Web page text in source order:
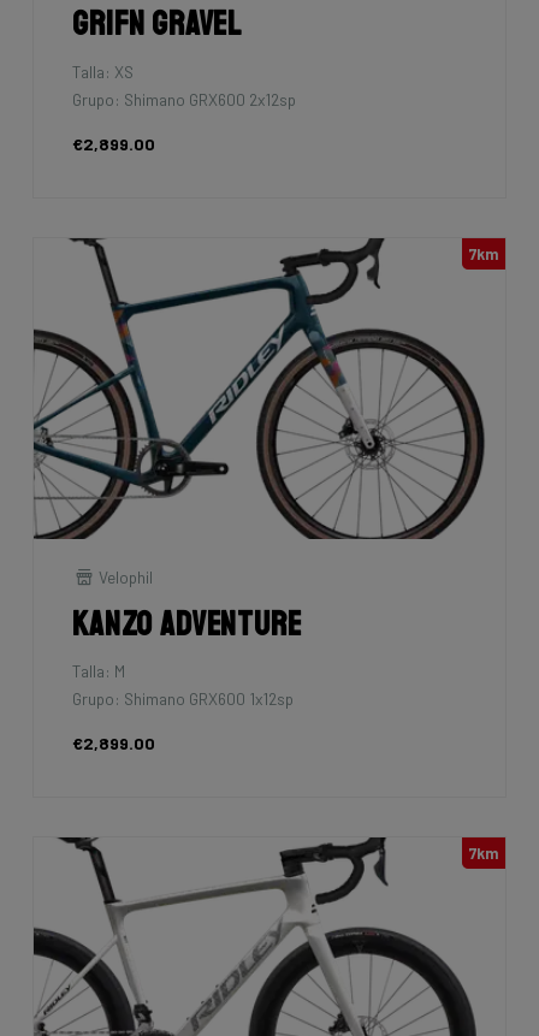
Grifn Gravel
Talla: XS
Grupo: Shimano GRX600 2x12sp
€2,899.00
7km
Velophil
Kanzo Adventure
Talla: M
Grupo: Shimano GRX600 1x12sp
€2,899.00
7km